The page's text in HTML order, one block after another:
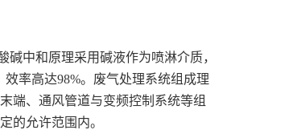
中和原理采用碱液作为喷淋介质，
率高达98%。废气处理系统组成理
端、通风管道与变频控制系统等组
的允许范围内。